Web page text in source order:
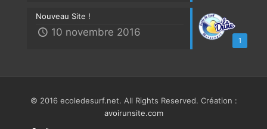
1
Nouveau Site !
10 novembre 2016
© 2016 ecoledesurf.net. All Rights Reserved. Création :
avoirunsite.com